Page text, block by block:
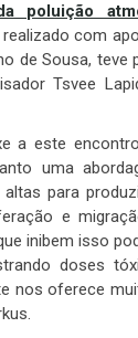
poluição
realizado com
de Sousa, teve
Tsvee
a este
uma
para
e
inibem isso
doses
nos oferece